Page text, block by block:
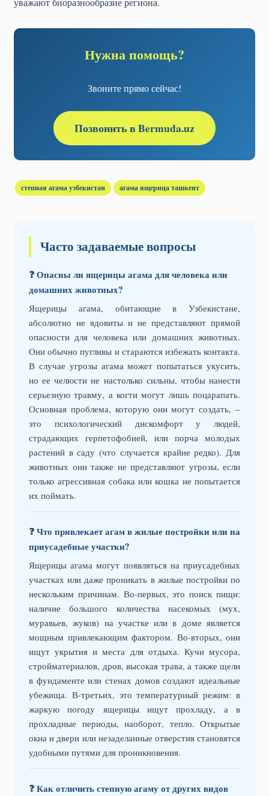
Нужна помощь?
Звоните прямо сейчас!
Позвонить в Bermuda.uz
степная агама узбекистан агама ящерица ташкент
Часто задаваемые вопросы
❓ Опасны ли ящерицы агама для человека или
домашних животных?
Ящерицы агама, обитающие в Узбекистане,
абсолютно не ядовиты и не представляют прямой
опасности для человека или домашних животных.
Они обычно пугливы и стараются избежать контакта.
В случае угрозы агама может попытаться укусить,
но ее челюсти не настолько сильны, чтобы нанести
серьезную травму, а когти могут лишь поцарапать.
Основная проблема, которую они могут создать, –
это психологический дискомфорт у людей,
страдающих герпетофобией, или порча молодых
растений в саду (что случается крайне редко). Для
животных они также не представляют угрозы, если
только агрессивная собака или кошка не попытается
их поймать.
❓ Что привлекает агам в жилые постройки или на
приусадебные участки?
Ящерицы агама могут появляться на приусадебных
участках или даже проникать в жилые постройки по
нескольким причинам. Во-первых, это поиск пищи:
наличие большого количества насекомых (мух,
муравьев, жуков) на участке или в доме является
мощным привлекающим фактором. Во-вторых, они
ищут укрытия и места для отдыха. Кучи мусора,
стройматериалов, дров, высокая трава, а также щели
в фундаменте или стенах домов создают идеальные
убежища. В-третьих, это температурный режим: в
жаркую погоду ящерицы ищут прохладу, а в
прохладные периоды, наоборот, тепло. Открытые
окна и двери или незаделанные отверстия становятся
удобными путями для проникновения.
❓ Как отличить степную агаму от других видов